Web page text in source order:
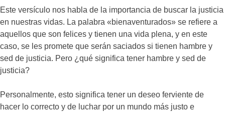
Este versículo nos habla de la importancia de buscar la justicia
en nuestras vidas. La palabra «bienaventurados» se refiere a
aquellos que son felices y tienen una vida plena, y en este
caso, se les promete que serán saciados si tienen hambre y
sed de justicia. Pero ¿qué significa tener hambre y sed de
justicia?
Personalmente, esto significa tener un deseo ferviente de
hacer lo correcto y de luchar por un mundo más justo e